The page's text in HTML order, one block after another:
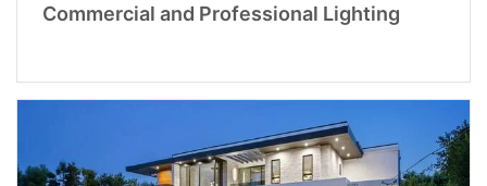
Commercial and Professional Lighting